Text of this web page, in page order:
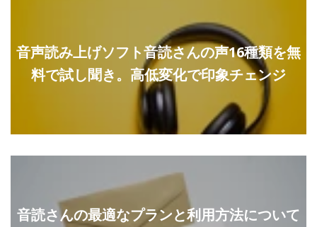
音声読み上げソフト音読さんの声16種類を無
料で試し聞き。高低変化で印象チェンジ
音読さんの最適なプランと利用方法について